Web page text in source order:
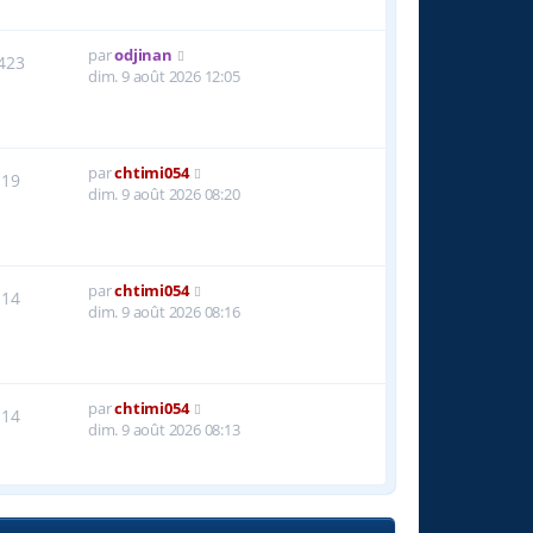
parodjinan
dim. 9 août 2026 12:05
19 parchtimi054
dim. 9 août 2026 08:20
14 parchtimi054
dim. 9 août 2026 08:16
14 parchtimi054
dim. 9 août 2026 08:13